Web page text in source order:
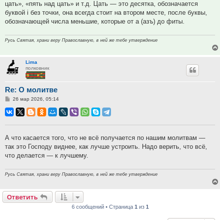
цать», «пять над цать» и т.д. Цать — это десятка, обозначается
буквой i без точки, она всегда стоит на втором месте, после буквы,
обозначающей числа меньшие, которые от а (азъ) до фиты.
Русь Святая, храни веру Православную, в ней же тебе утверждение
Lima
полковник
Re: О молитве
Сообщение
26 мар 2026, 05:14
А что касается того, что не всё получается по нашим молитвам —
так это Господу виднее, как лучше устроить. Надо верить, что всё,
что делается — к лучшему.
Русь Святая, храни веру Православную, в ней же тебе утверждение
Ответить
6 сообщений • Страница 1 из 1